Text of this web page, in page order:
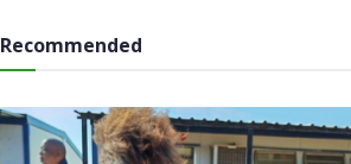
Recommended